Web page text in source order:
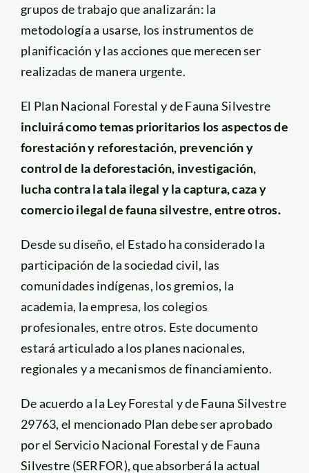
grupos de trabajo que analizarán: la
metodología a usarse, los instrumentos de
planificación y las acciones que merecen ser
realizadas de manera urgente.
El Plan Nacional Forestal y de Fauna Silvestre
incluirá como temas prioritarios los aspectos de
forestación y reforestación, prevención y
control de la deforestación, investigación,
lucha contra la tala ilegal y la captura, caza y
comercio ilegal de fauna silvestre, entre otros.
Desde su diseño, el Estado ha considerado la
participación de la sociedad civil, las
comunidades indígenas, los gremios, la
academia, la empresa, los colegios
profesionales, entre otros. Este documento
estará articulado a los planes nacionales,
regionales y a mecanismos de financiamiento.
De acuerdo a la Ley Forestal y de Fauna Silvestre
29763, el mencionado Plan debe ser aprobado
por el Servicio Nacional Forestal y de Fauna
Silvestre (SERFOR), que absorberá la actual